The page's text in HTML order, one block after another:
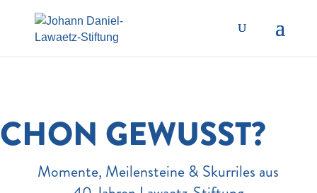
GEWUSST?
Momente, Meilensteine & Skurriles aus